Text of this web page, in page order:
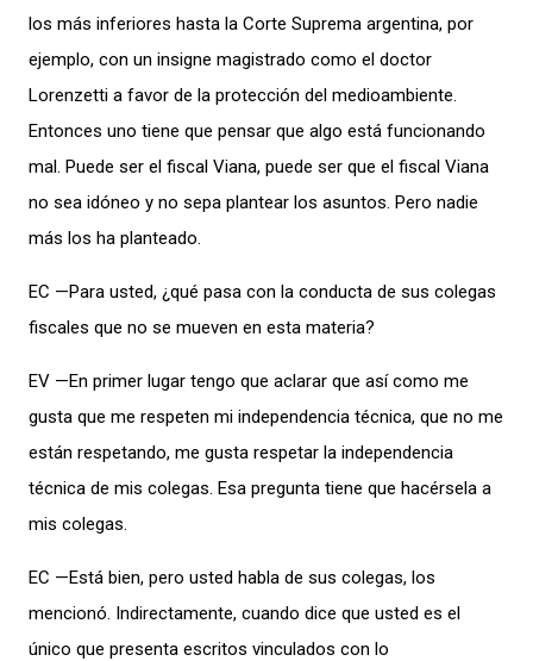
los más inferiores hasta la Corte Suprema argentina, por
ejemplo, con un insigne magistrado como el doctor
Lorenzetti a favor de la protección del medioambiente.
Entonces uno tiene que pensar que algo está funcionando
mal. Puede ser el fiscal Viana, puede ser que el fiscal Viana
no sea idóneo y no sepa plantear los asuntos. Pero nadie
más los ha planteado.
EC —Para usted, ¿qué pasa con la conducta de sus colegas
fiscales que no se mueven en esta materia?
EV —En primer lugar tengo que aclarar que así como me
gusta que me respeten mi independencia técnica, que no me
están respetando, me gusta respetar la independencia
técnica de mis colegas. Esa pregunta tiene que hacérsela a
mis colegas.
EC —Está bien, pero usted habla de sus colegas, los
mencionó. Indirectamente, cuando dice que usted es el
único que presenta escritos vinculados con lo